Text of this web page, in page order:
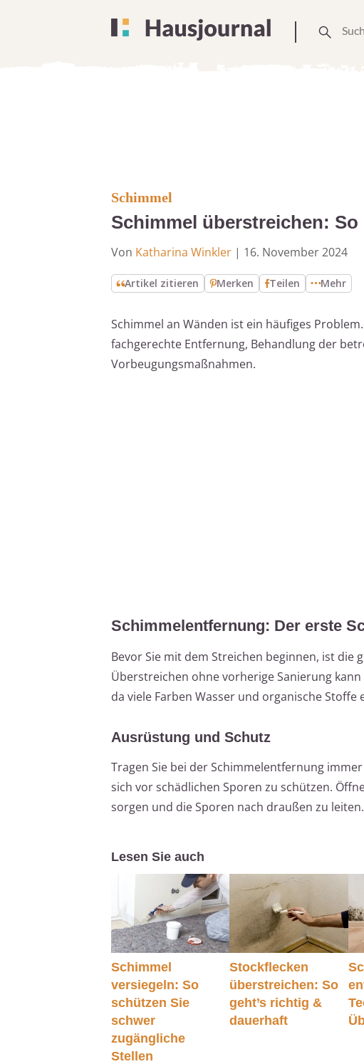
Schimmel
Schimmel überstreichen:
Von Katharina Winkler | 16. November 2024
Artikel zitieren Merken Teilen Mehr
Schimmel an Wänden ist ein häufiges
fachgerechte Entfernung, Behandlung der
Vorbeugungsmaßnahmen.
Schimmelentfernung: Der erste
Bevor Sie mit dem Streichen beginnen, ist
Überstreichen ohne vorherige Sanierung
da viele Farben Wasser und organische
Ausrüstung und Schutz
Tragen Sie bei der Schimmelentfernung
sich vor schädlichen Sporen zu schützen.
sorgen und die Sporen nach draußen zu leiten.
Lesen Sie auch
Schimmel
versiegeln: So
schützen Sie
schwer
zugängliche
Stellen
Stockflecken
überstreichen: So
geht’s richtig &
dauerhaft